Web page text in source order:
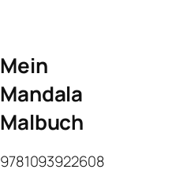
Mein
Mandala
Malbuch
9781093922608